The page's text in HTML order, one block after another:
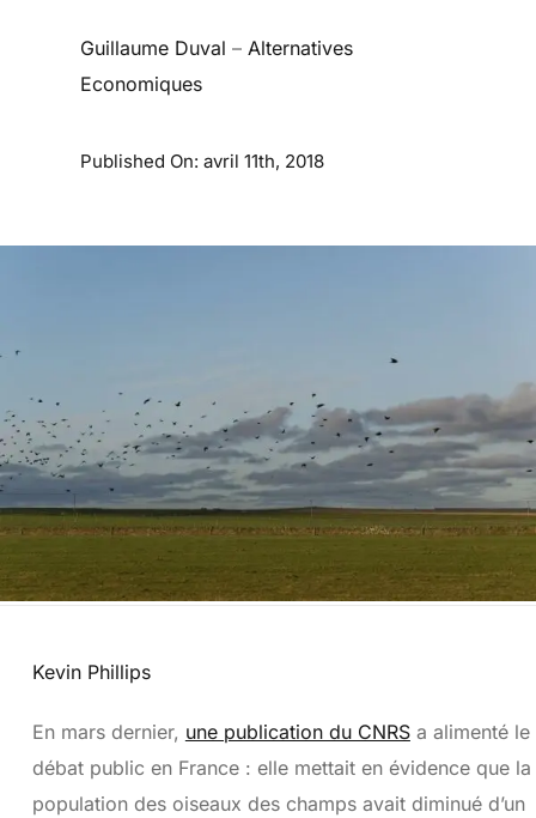
Guillaume Duval – Alternatives
Economiques
Published On: avril 11th, 2018
Kevin Phillips
En mars dernier, une publication du CNRSa alimenté le
débat public en France : elle mettait en évidence que la
population des oiseaux des champs avait diminué d’un